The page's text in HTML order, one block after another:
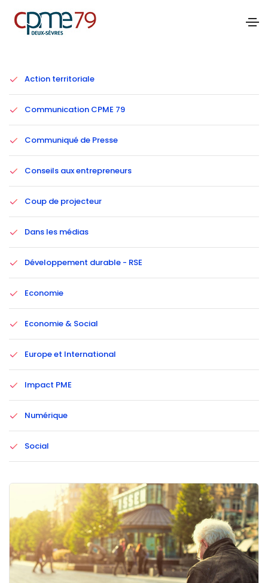
Catégories
Action territoriale
Communication CPME 79
Communiqué de Presse
Conseils aux entrepreneurs
Coup de projecteur
Dans les médias
Développement durable - RSE
Economie
Economie & Social
Europe et International
Impact PME
Numérique
Social